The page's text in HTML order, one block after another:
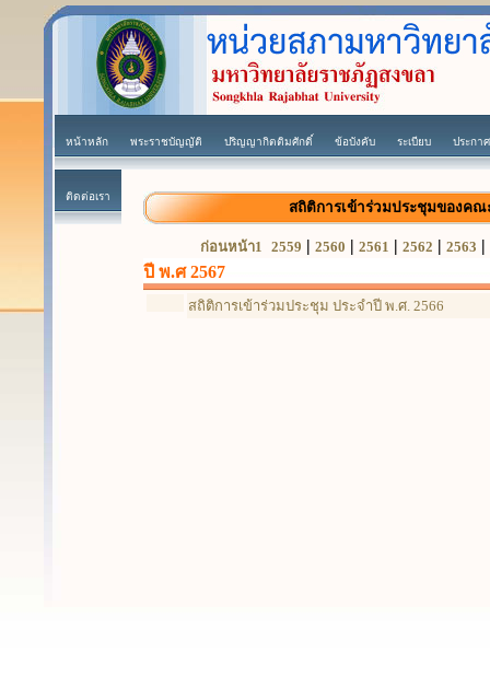
หน้าหลัก พระราชบัญญัติ ปริญญากิตติมศักดิ์ ข้อบังคับ ระเบียบ ประกาศ
ติดต่อเรา
สถิติการเข้าร่วมประชุมของค
ก่อนหน้า1 2559 | 2560 | 2561 | 2562 | 2563 |
ปี พ.ศ 2567
สถิติการเข้าร่วมประชุม ประจำปี พ.ศ. 2566